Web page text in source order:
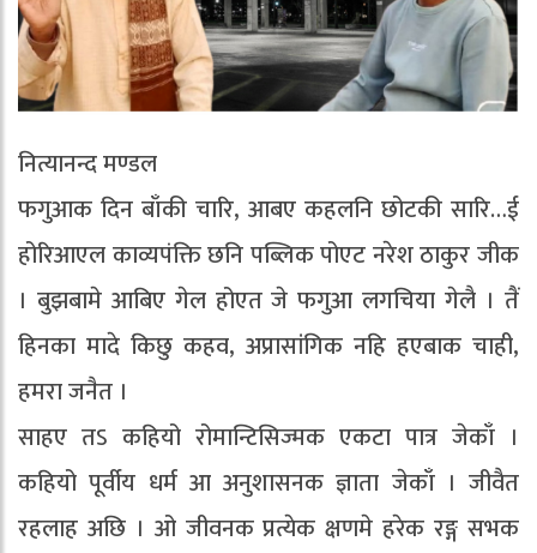
नित्यानन्द मण्डल
फगुआक दिन बाँकी चारि, आबए कहलनि छोटकी सारि…ई
होरिआएल काव्यपंक्ति छनि पब्लिक पोएट नरेश ठाकुर जीक
। बुझबामे आबिए गेल होएत जे फगुआ लगचिया गेलै । तैं
हिनका मादे किछु कहव, अप्रासांगिक नहि हएबाक चाही,
हमरा जनैत ।
साहए तऽ कहियो रोमान्टिसिज्मक एकटा पात्र जेकाँ ।
कहियो पूर्वीय धर्म आ अनुशासनक ज्ञाता जेकाँ । जीवैत
रहलाह अछि । ओ जीवनक प्रत्येक क्षणमे हरेक रङ्ग सभक